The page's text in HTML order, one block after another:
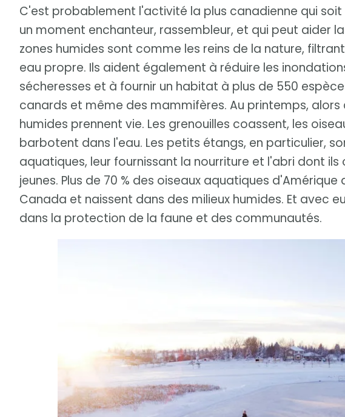
C'est probablement l'activité la plus canadienne qui
un moment enchanteur, rassembleur, et qui peut aider
zones humides sont comme les reins de la nature,
eau propre. Ils aident également à réduire les
sécheresses et à fournir un habitat à plus de 550
canards et même des mammifères. Au printemps, alors
humides prennent vie. Les grenouilles coassent, les
barbotent dans l'eau. Les petits étangs, en particulier,
aquatiques, leur fournissant la nourriture et l'abri dont ils
jeunes. Plus de 70 % des oiseaux aquatiques
Canada et naissent dans des milieux humides. Et avec
dans la protection de la faune et des communautés.